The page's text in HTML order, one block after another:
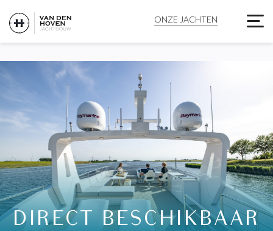
PRE-OWNED - VAN
ONZE JACHTEN
DIRECT BESCHIKBAAR